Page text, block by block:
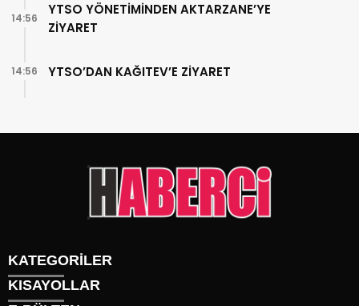
YTSO YÖNETİMİNDEN AKTARZANE’YE
ZİYARET
14:56
YTSO’DAN KAĞITEV’E ZİYARET
14:56
KATEGORİLER
Gündem
KISAYOLLAR